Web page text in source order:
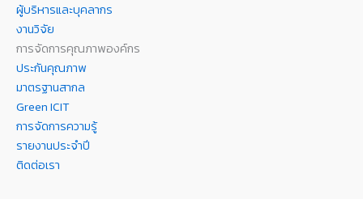
ผู้บริหารและบุคลากร
งานวิจัย
การจัดการคุณภาพองค์กร
ประกันคุณภาพ
มาตรฐานสากล
Green ICIT
การจัดการความรู้
รายงานประจำปี
ติดต่อเรา